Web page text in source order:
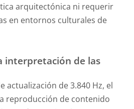
arquitectónica ni requerir
en entornos culturales de
interpretación de las
actualización de 3.840 Hz, el
reproducción de contenido